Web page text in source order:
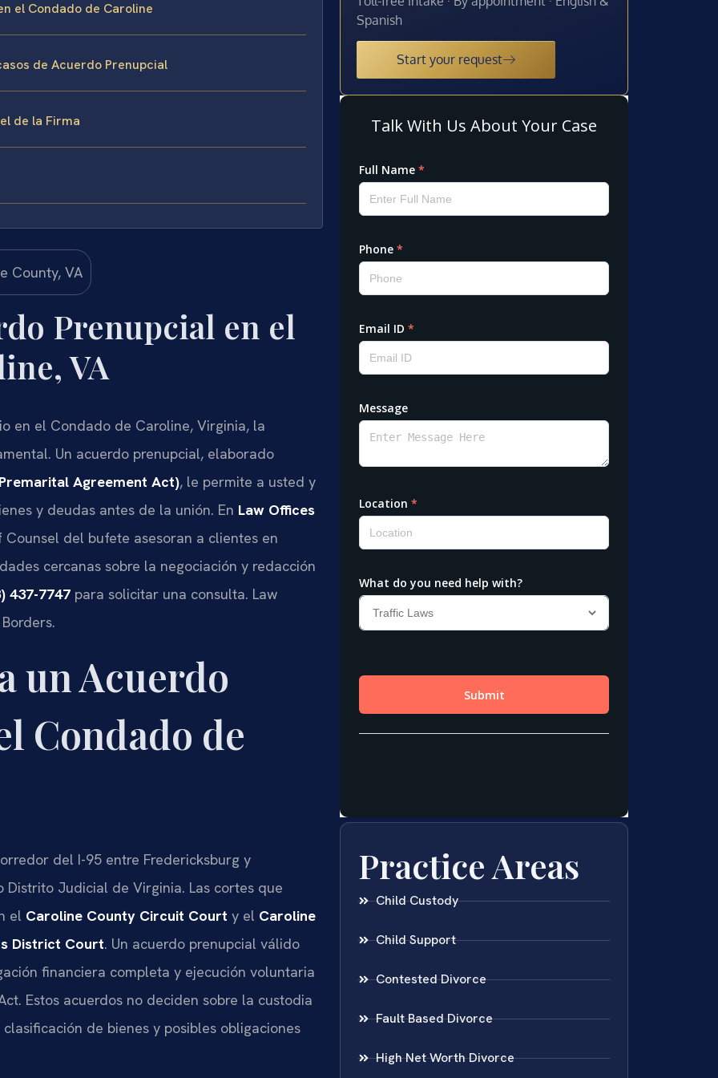
el Condado de Caroline
de Acuerdo Prenupcial
de la Firma
Prenupcial en el
VA
en el Condado de Caroline, Virginia, la
Un acuerdo prenupcial, elaborado
Agreement Act), le permite a usted y
y deudas antes de la unión. En Law Offices
Counsel del bufete asesoran a clientes en
cercanas sobre la negociación y redacción
437-7747 para solicitar una consulta. Law
un Acuerdo
Condado de
del I-95 entre Fredericksburg y
Judicial de Virginia. Las cortes que
el Caroline County Circuit Court y el Caroline
District Court. Un acuerdo prenupcial válido
financiera completa y ejecución voluntaria
Estos acuerdos no deciden sobre la custodia
de bienes y posibles obligaciones
Spanish
Start your request
Practice Areas
Child Custody
Child Support
Contested Divorce
Fault Based Divorce
High Net Worth Divorce